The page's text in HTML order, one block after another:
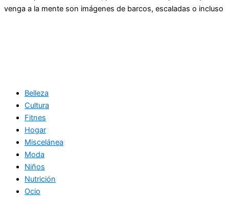
venga a la mente son imágenes de barcos, escaladas o incluso
Belleza
Cultura
Fitnes
Hogar
Miscelánea
Moda
Niños
Nutrición
Ocio